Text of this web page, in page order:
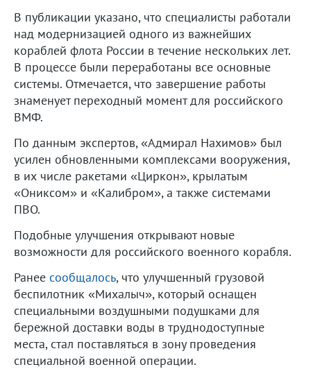
В публикации указано, что специалисты работали
над модернизацией одного из важнейших
кораблей флота России в течение нескольких лет.
В процессе были переработаны все основные
системы. Отмечается, что завершение работы
знаменует переходный момент для российского
ВМФ.
По данным экспертов, «Адмирал Нахимов» был
усилен обновленными комплексами вооружения,
в их числе ракетами «Циркон», крылатым
«Ониксом» и «Калибром», а также системами
ПВО.
Подобные улучшения открывают новые
возможности для российского военного корабля.
Ранее сообщалось, что улучшенный грузовой
беспилотник «Михалыч», который оснащен
специальными воздушными подушками для
бережной доставки воды в труднодоступные
места, стал поставляться в зону проведения
специальной военной операции.